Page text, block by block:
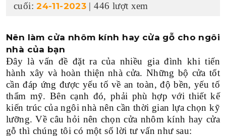
DRUGSTORE-CLINIC-PHARMACTY
FASHION-SHOES-BAGS
SPA-BEAUTY-NAI-SALON
THEO CHUẨN LOẠI
THIẾT KẾ THI CÔNG NHÀ HÀNG-COFFEE
cuối:24-11-2023 | 446 lượt xem
Nên làm cửa nhôm kính hay cửa gỗ cho ngôi
nhà của bạn
Đây là vấn đề đặt ra của nhiều gia đình khi tiến
hành xây và hoàn thiện nhà cửa. Những bộ cửa tốt
cần đáp ứng được yếu tố về an toàn, độ bền, yếu tố
thẩm mỹ. Bên cạnh đó, phải phù hợp với thiết kế
kiến trúc của ngôi nhà nên cần thời gian lựa chọn kỹ
lưỡng. Về câu hỏi nên chọn cửa nhôm kính hay cửa
gỗ thì chúng tôi có một số lời tư vấn như sau: